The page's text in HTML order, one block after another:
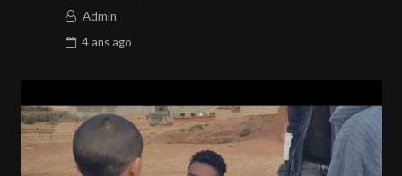
Admin
4 ans ago